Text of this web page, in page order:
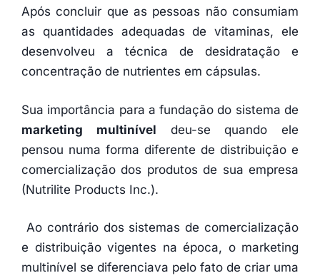
Após concluir que as pessoas não consumiam
as quantidades adequadas de vitaminas, ele
desenvolveu a técnica de desidratação e
concentração de nutrientes em cápsulas.
Sua importância para a fundação do sistema de
marketing multinível deu-se quando ele
pensou numa forma diferente de distribuição e
comercialização dos produtos de sua empresa
(Nutrilite Products Inc.).
Ao contrário dos sistemas de comercialização
e distribuição vigentes na época, o marketing
multinível se diferenciava pelo fato de criar uma